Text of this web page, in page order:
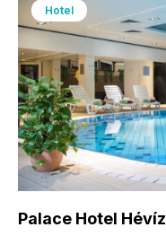
Hotel
Palace Hotel Hévíz